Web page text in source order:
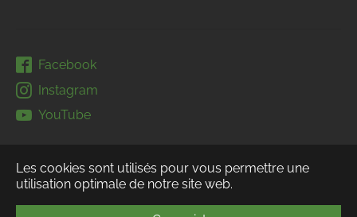
Les cookies sont utilisés pour vous permettre une
utilisation optimale de notre site web.
Facebook
Instagram
YouTube